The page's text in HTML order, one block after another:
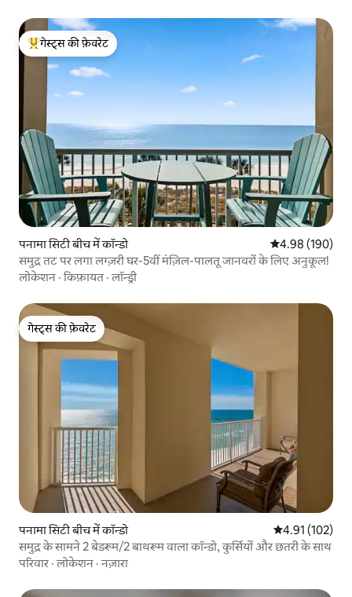
गेस्ट्स का टॉप फ़ेवरेट
गेस्ट्स की फ़ेवरेट
पनामा सिटी बीच में कॉन्डो औसत रेटिंग 5 में से
4.98 (190)
समुद्र तट पर लगा लग्ज़री घर-5वीं मंज़िल-पालतू जानवरों के लिए अनुकूल!
लोकेशन ·किफ़ायत ·लॉन्ड्री
गेस्ट्स की फ़ेवरेट
गेस्ट्स की फ़ेवरेट
पनामा सिटी बीच में कॉन्डो औसत रेटिंग 5 में से
4.91 (102)
समुद्र के सामने 2 बेडरूम/2 बाथरूम वाला कॉन्डो, कुर्सियों और छतरी के साथ
परिवार ·लोकेशन ·नज़ारा